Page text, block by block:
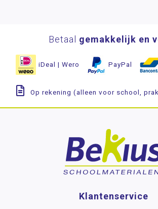
Betaal gemakkelijk en
iDeal | Wero PayPal
Op rekening (alleen voor school,
Klantenservice